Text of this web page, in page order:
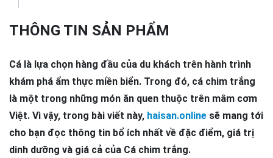
THÔNG TIN SẢN PHẨM
Cá là lựa chọn hàng đầu của du khách trên hành trình
khám phá ẩm thực miền biển. Trong đó, cá chim trắng
là một trong những món ăn quen thuộc trên mâm cơm
Việt. Vì vậy, trong bài viết này, haisan.online sẽ mang tới
cho bạn đọc thông tin bổ ích nhất về đặc điểm, giá trị
dinh dưỡng và giá cả của Cá chim trắng.